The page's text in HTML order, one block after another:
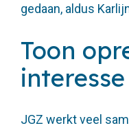
gedaan, aldus
Toon
interesse
JGZ werkt veel